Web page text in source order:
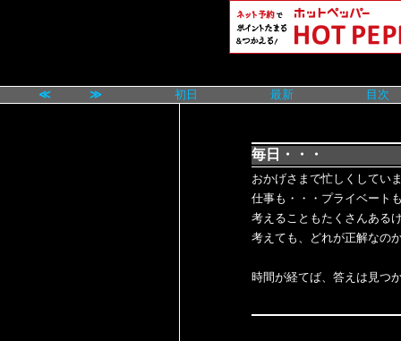
≪ ≫ 初日 最新 目次
毎日・・・
おかげさまで忙しくしてい
仕事も・・・プライベート
考えることもたくさんある
考えても、どれが正解なの
時間が経てば、答えは見つ